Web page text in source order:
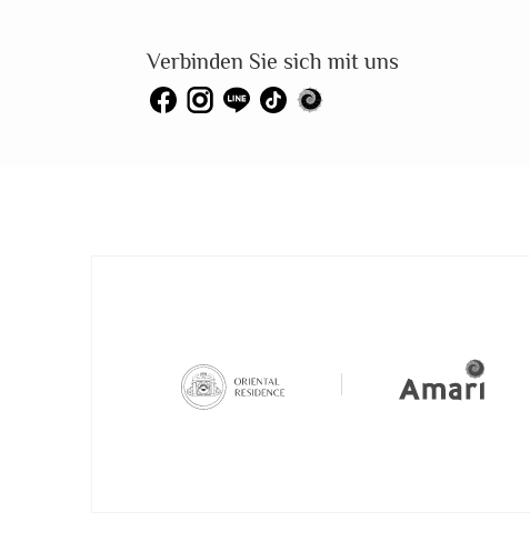
Verbinden Sie sich mit uns